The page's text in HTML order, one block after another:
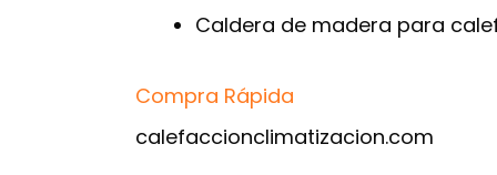
Caldera de madera para
Compra Rápida
calefaccionclimatizacion.com